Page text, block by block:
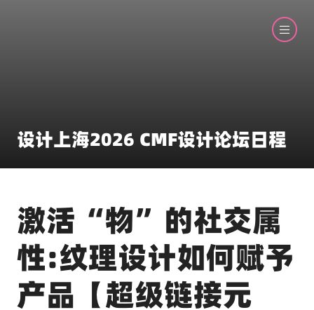
设计上海2026 CMF设计论坛日程
激活“物”的社交属
性:纹理设计如何赋予
产品【超级链接元